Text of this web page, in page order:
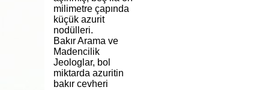
milimetre çapında
küçük azurit
nodülleri.
Bakır Arama ve
Madencilik
Jeologlar, bol
miktarda azuritin
bakır cevheri